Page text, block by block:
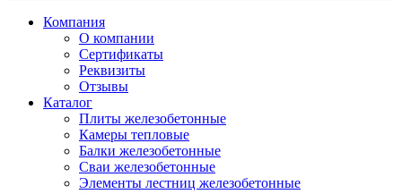
Компания
О компании
Сертификаты
Реквизиты
Отзывы
Каталог
Плиты железобетонные
Камеры тепловые
Балки железобетонные
Сваи железобетонные
Элементы лестниц железобетонные